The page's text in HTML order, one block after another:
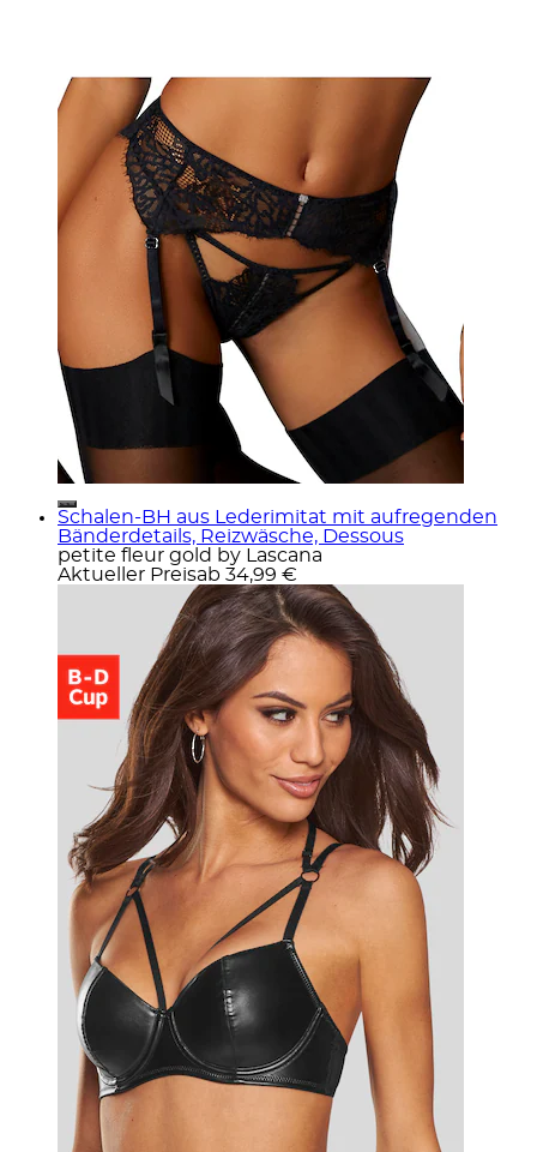
Schalen-BH aus Lederimitat mit aufregenden
Bänderdetails, Reizwäsche, Dessous
petite fleur gold by Lascana
Aktueller Preisab 34,99 €